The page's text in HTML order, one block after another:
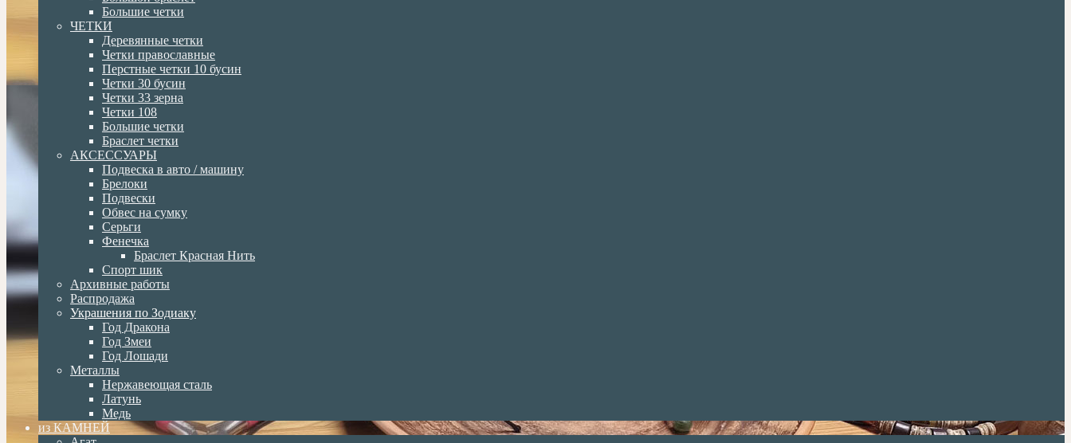
Большие четки
ЧЕТКИ
Деревянные четки
Четки православные
Перстные четки 10 бусин
Четки 30 бусин
Четки 33 зерна
Четки 108
Большие четки
Браслет четки
АКСЕССУАРЫ
Подвеска в авто / машину
Брелоки
Подвески
Обвес на сумку
Серьги
Фенечка
Браслет Красная Нить
Спорт шик
Архивные работы
Распродажа
Украшения по Зодиаку
Год Дракона
Год Змеи
Год Лошади
Металлы
Нержавеющая сталь
Латунь
Медь
из КАМНЕЙ